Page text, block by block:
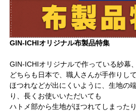
GIN-ICHIオリジナル布製品特集
GIN-ICHIオリジナルで作っている紗幕
どちらも日本で、職人さんが手作りし
ほつれなどが出にくいように、生地の
り、長くお使いいただいても
ハトメ部から生地がほつれてしまった